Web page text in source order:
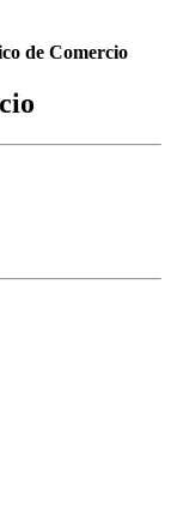
de Comercio